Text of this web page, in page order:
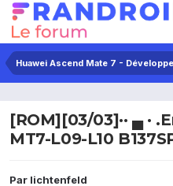
[ROM][03/03]·· ▄ ·
MT7-L09-L10
Par lichtenfeld